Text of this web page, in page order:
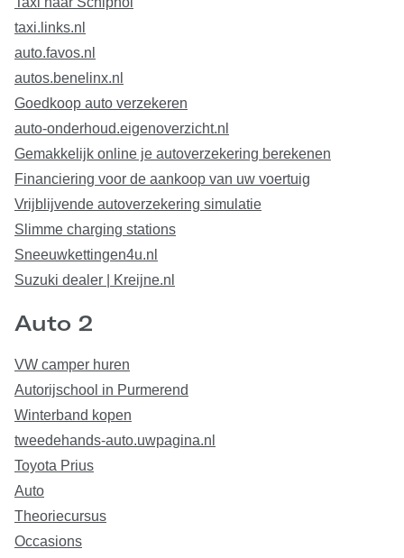
taxi.links.nl
auto.favos.nl
autos.benelinx.nl
Goedkoop auto verzekeren
auto-onderhoud.eigenoverzicht.nl
Gemakkelijk online je autoverzekering berekenen
Financiering voor de aankoop van uw voertuig
Vrijblijvende autoverzekering simulatie
Slimme charging stations
Sneeuwkettingen4u.nl
Suzuki dealer | Kreijne.nl
Auto 2
VW camper huren
Autorijschool in Purmerend
Winterband kopen
tweedehands-auto.uwpagina.nl
Toyota Prius
Auto
Theoriecursus
Occasions